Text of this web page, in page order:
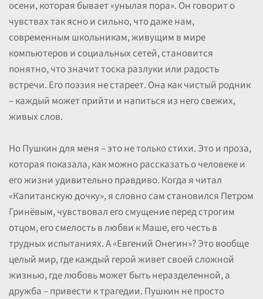
осени, которая бывает «унылая пора». Он говорит о
чувствах так ясно и сильно, что даже нам,
современным школьникам, живущим в мире
компьютеров и социальных сетей, становится
понятно, что значит тоска разлуки или радость
встречи. Его поэзия не стареет. Она как чистый родник
– каждый может прийти и напиться из него свежих,
живых слов.
Но Пушкин для меня – это не только стихи. Это и проза,
которая показала, как можно рассказать о человеке и
его жизни удивительно правдиво. Когда я читал
«Капитанскую дочку», я словно сам становился Петром
Гринёвым, чувствовал его смущение перед строгим
отцом, его смелость в любви к Маше, его честь в
трудных испытаниях. А «Евгений Онегин»? Это вообще
целый мир, где каждый герой живет своей сложной
жизнью, где любовь может быть неразделенной, а
дружба – привести к трагедии. Пушкин не просто